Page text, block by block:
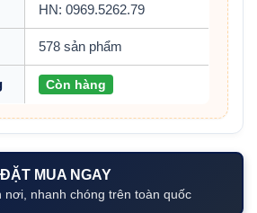
HN: 0969.5262.79
578 sản phẩm
Còn hàng
ĐẶT MUA NGAY
nơi, nhanh chóng trên toàn quốc